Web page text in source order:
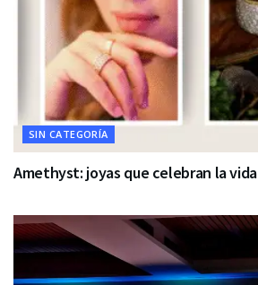
SIN CATEGORÍA
Amethyst: joyas que celebran la vida